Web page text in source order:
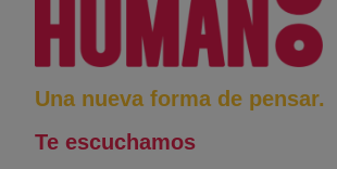
Una nueva forma de pensar.
Te escuchamos